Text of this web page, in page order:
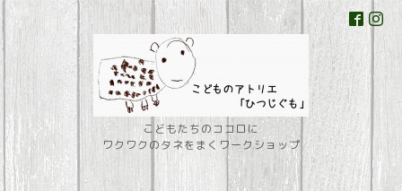
こどもたちのココロに
ワクワクのタネをまくワークショップ